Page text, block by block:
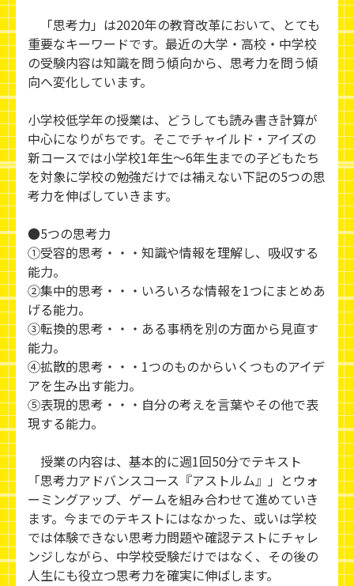
「思考力」は2020年の教育改革において、とても
重要なキーワードです。最近の大学・高校・中学校
の受験内容は知識を問う傾向から、思考力を問う傾
向へ変化しています。
小学校低学年の授業は、どうしても読み書き計算が
中心になりがちです。そこでチャイルド・アイズの
新コースでは小学校1年生～6年生までの子どもたち
を対象に学校の勉強だけでは補えない下記の5つの思
考力を伸ばしていきます。
●5つの思考力
①受容的思考・・・知識や情報を理解し、吸収する
能力。
②集中的思考・・・いろいろな情報を1つにまとめあ
げる能力。
③転換的思考・・・ある事柄を別の方面から見直す
能力。
④拡散的思考・・・1つのものからいくつものアイデ
アを生み出す能力。
⑤表現的思考・・・自分の考えを言葉やその他で表
現する能力。
授業の内容は、基本的に週1回50分でテキスト
「思考力アドバンスコース『アストルム』」とウォ
ーミングアップ、ゲームを組み合わせて進めていき
ます。今までのテキストにはなかった、或いは学校
では体験できない思考力問題や確認テストにチャレ
ンジしながら、中学校受験だけではなく、その後の
人生にも役立つ思考力を確実に伸ばします。